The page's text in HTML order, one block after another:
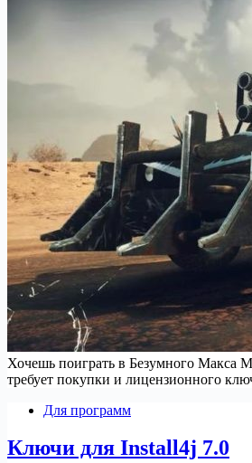
Хочешь поиграть в Безумного Макса
требует покупки и лицензионного
Для программ
Ключи для Install4j 7.0